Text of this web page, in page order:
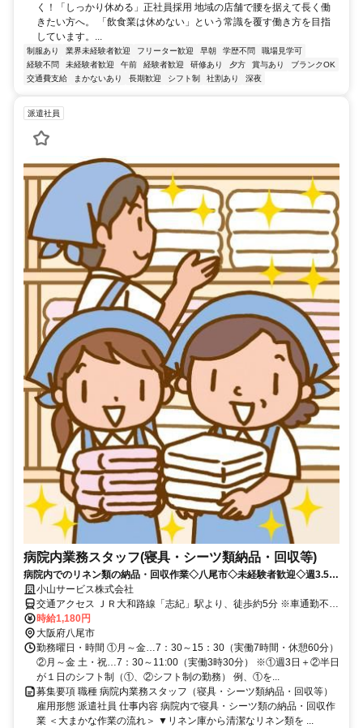
く！「しっかり休める」正社員採用 地域の店舗で腰を据えて長く働
きたい方へ。 「飲食業は休めない」という常識を覆す働き方を目指
しています。...
制服あり 業界未経験者歓迎 フリーター歓迎 早朝 学歴不問
職場見学可
経験不問
未経験者歓迎 午前 経験者歓迎 研修あり 夕方 賞与あり
ブランクOK
交通費支給
まかないあり 長期歓迎 シフト制 社割あり 深夜
派遣社員
病院内業務スタッフ(寝具・シーツ類納品・回収等)
病院内でのリネン類の納品・回収作業◇八尾市◇未経験者歓迎◇週3.5日
程度◇50代女性活躍中♪
小山サービス株式会社
交通アクセス ＪＲ大和路線「志紀」駅より、徒歩約5分 ※車通勤不可
※バイク通勤可
時給1,180円
大阪府八尾市
勤務曜日・時間 ①月～金…7：30～15：30（実働7時間・休憩60分）
②月～金 土・祝…7：30～11:00（実働3時30分） ※①週3日＋②半日
が１日のシフト制（①、②シフト制の勤務） 例、①を...
募集要項 職種 病院内業務スタッフ（寝具・シーツ類納品・回収等）
雇用形態 派遣社員 仕事内容 病院内で寝具・シーツ類の納品・回収作
業 ＜大まかな作業の流れ＞ ▼リネン庫から清潔なリネン類を ...